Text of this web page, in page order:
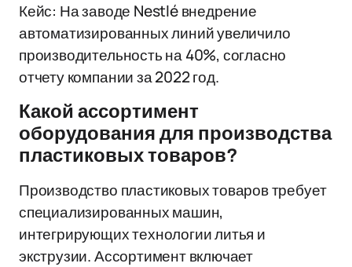
Кейс: На заводе Nestlé внедрение
автоматизированных линий увеличило
производительность на 40%, согласно
отчету компании за 2022 год.
Какой ассортимент
оборудования для производства
пластиковых товаров?
Производство пластиковых товаров требует
специализированных машин,
интегрирующих технологии литья и
экструзии. Ассортимент включает